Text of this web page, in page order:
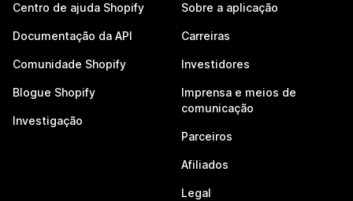
Centro de ajuda Shopify
Documentação da API
Comunidade Shopify
Blogue Shopify
Investigação
Sobre a aplicação
Carreiras
Investidores
Imprensa e meios de
comunicação
Parceiros
Afiliados
Legal